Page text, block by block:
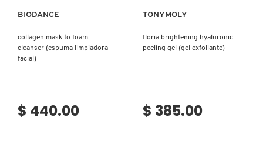
MURAD
BIODANCE
collagen mask to foam
cleanser (espuma limpiadora
facial)
$ 440.00
TONYMOLY
floria brightening hyaluronic
peeling gel (gel exfoliante)
$ 385.00